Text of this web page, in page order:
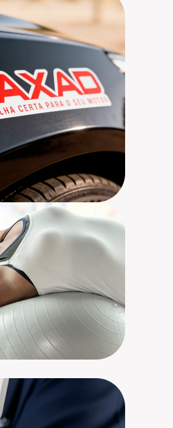
Desenvolvimento
de
Design, Materiais Off